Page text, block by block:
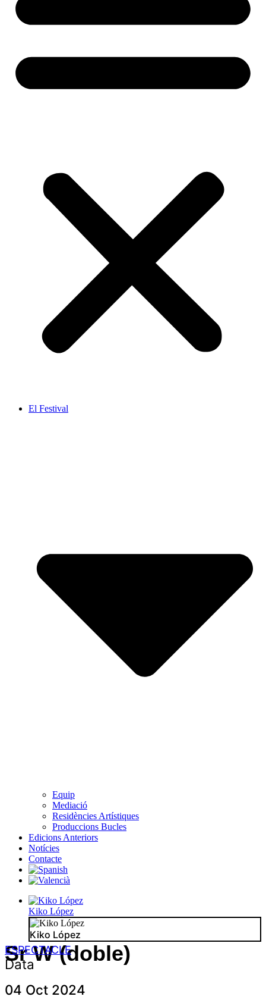
El Festival
Equip
Mediació
Residències Artístiques
Produccions Bucles
Edicions Anteriors
Notícies
Contacte
Kiko López
Kiko López
Sr W (doble)
ESPECTACLE
Data
04 Oct 2024